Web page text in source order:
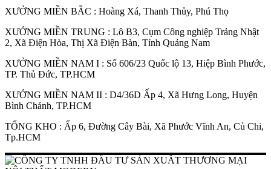
XƯỞNG MIỀN BẮC : Hoàng Xá, Thanh Thủy, Phú Thọ
XƯỞNG MIỀN TRUNG : Lô B3, Cụm Công nghiệp Trảng Nhật
2, Xã Điện Hòa, Thị Xã Điện Bàn, Tỉnh Quảng Nam
XƯỞNG MIỀN NAM I : Số 606/23 Quốc lộ 13, Hiệp Bình Phước,
TP. Thủ Đức, TP.HCM
XƯỞNG MIỀN NAM II : D4/36D Ấp 4, Xã Hưng Long, Huyện
Bình Chánh, TP.HCM
TỔNG KHO : Ấp 6, Đường Cây Bài, Xã Phước Vĩnh An, Củ Chi,
Tp.HCM